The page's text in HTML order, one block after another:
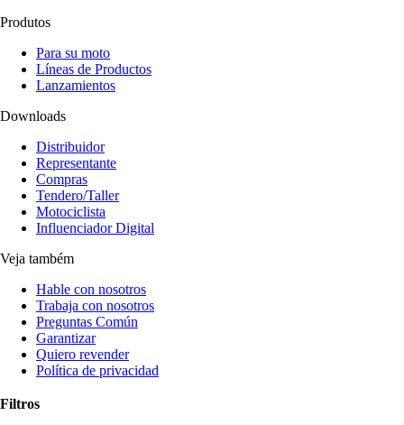
Produtos
Para su moto
Líneas de Productos
Lanzamientos
Downloads
Distribuidor
Representante
Compras
Tendero/Taller
Motociclista
Influenciador Digital
Veja também
Hable con nosotros
Trabaja con nosotros
Preguntas Común
Garantizar
Quiero revender
Política de privacidad
Filtros